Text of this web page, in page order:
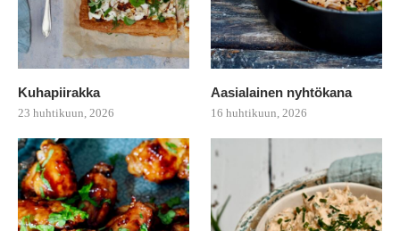
Kuhapiirakka
23 huhtikuun, 2026
Aasialainen nyhtökana
16 huhtikuun, 2026